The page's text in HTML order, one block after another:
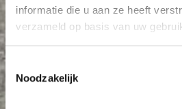
informatie die u aan ze heeft
verzameld op basis van uw
Toestemmingsselectie
Noodzakelijk